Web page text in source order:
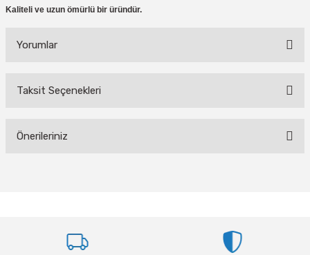
Kaliteli ve uzun ömürlü bir üründür.
Yorumlar
Taksit Seçenekleri
Önerileriniz
Ürün resmi kalitesiz, bozuk veya görüntülenemiyor.